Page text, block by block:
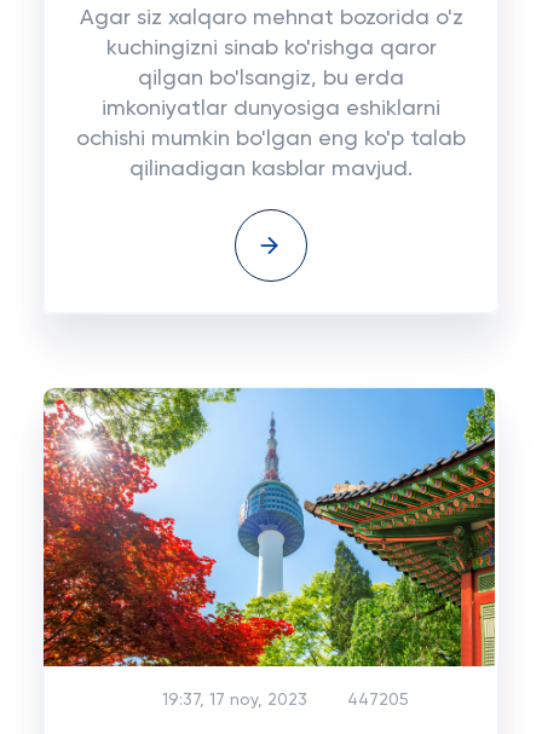
Agar siz xalqaro mehnat bozorida o'z
kuchingizni sinab ko'rishga qaror
qilgan bo'lsangiz, bu erda
imkoniyatlar dunyosiga eshiklarni
ochishi mumkin bo'lgan eng ko'p talab
qilinadigan kasblar mavjud.
19:37, 17 noy, 2023 447205